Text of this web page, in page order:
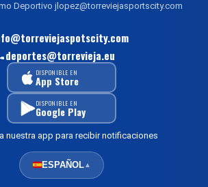
Deportivo jlopez@torreviejasportscity.com
deportes@torrevieja.eu
DISPONIBLE EN
App Store
DISPONIBLE EN
Google Play
nuestra app para recibir notificaciones
ESPAÑOL▲